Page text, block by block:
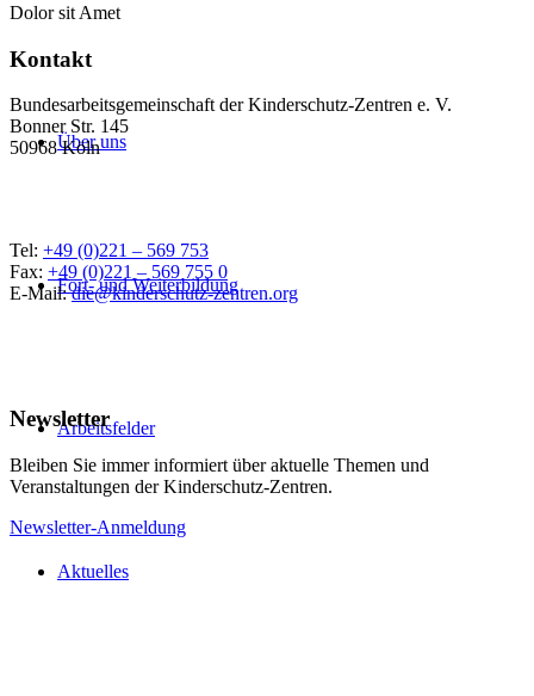
Über uns
Fort- und Weiterbildung
Arbeitsfelder
Aktuelles
Dolor sit Amet
Kontakt
Bundesarbeitsgemeinschaft der Kinderschutz-Zentren e. V.
Bonner Str. 145
50968 Köln
Tel: +49 (0)221 – 569 753
Fax: +49 (0)221 – 569 755 0
E-Mail:die@kinderschutz-zentren.org
Newsletter
Bleiben Sie immer informiert über aktuelle Themen und
Veranstaltungen der Kinderschutz-Zentren.
Newsletter-Anmeldung